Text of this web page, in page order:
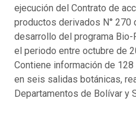
ejecución del Contrato de
productos derivados N° 270
desarrollo del programa Bio-
el periodo entre octubre de
Contiene información de
en seis salidas botánicas,
Departamentos de Bolívar y